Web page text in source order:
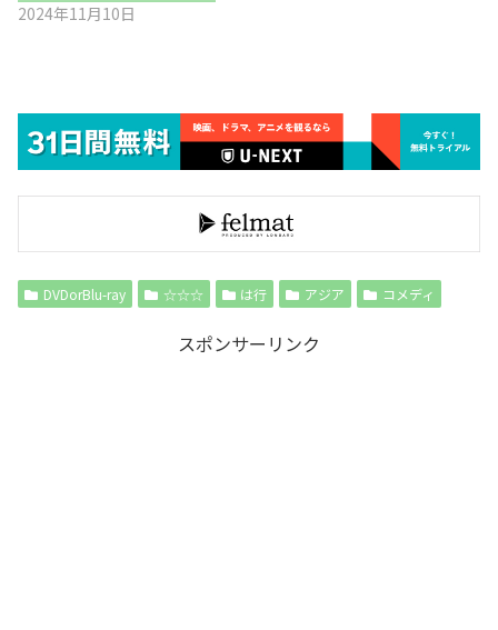
2024年11月10日
DVDorBlu-ray ☆☆☆ は行 アジア コメディ
スポンサーリンク